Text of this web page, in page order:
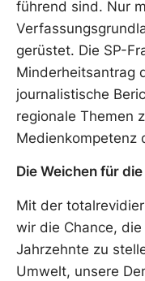
führend sind. Nur
gerüstet. Die SP-
Minderheitsantrag
journalistische
regionale Themen
Medienkompetenz
Die Weichen für
Mit der
wir die Chance,
Jahrzehnte zu
Umwelt, unsere